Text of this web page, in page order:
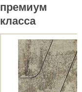
премиум
класса